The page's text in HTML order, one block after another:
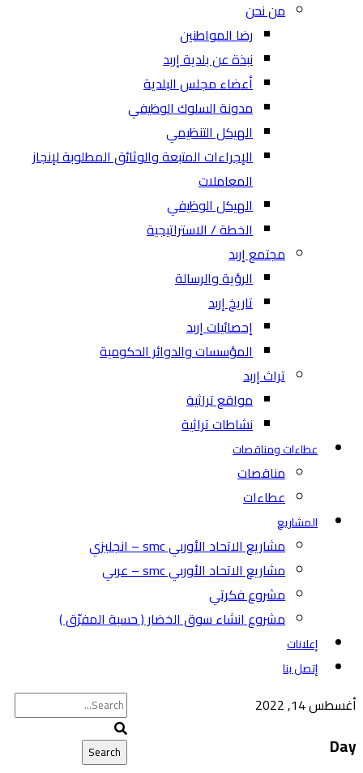
من نحن
رضا المواطنين
نبذة عن بلدية إربد
أعضاء مجلس البلدية
مدونة السلوك الوظيفي
الهيكل التنظيمي
الإجراءات المتبعة والوثائق المطلوبة لإنجاز
المعاملات
الهيكل الوظيفي
الخطة / الاستراتيجية
مجتمع إربد
الرؤية والرسالة
تاريخ إربد
إحصائيات إربد
المؤسسات والدوائر الحكومية
تراث إربد
مواقع تراثية
نشاطات تراثية
عطاءات ومناقصات
مناقصات
عطاءات
المشاريع
مشاريع الاتحاد الأوربي smc – انجليزي
مشاريع الاتحاد الأوربي smc – عربي
مشروع فكرتي
مشروع انشاء سوق الخضار ( حسبة المفرّق )
إعلانات
إتصل بنا
أغسطس 14, 2022
Day